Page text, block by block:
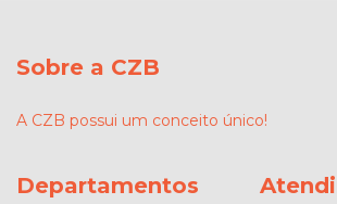
Sobre a CZB
A CZB possui um conceito único!
Departamentos